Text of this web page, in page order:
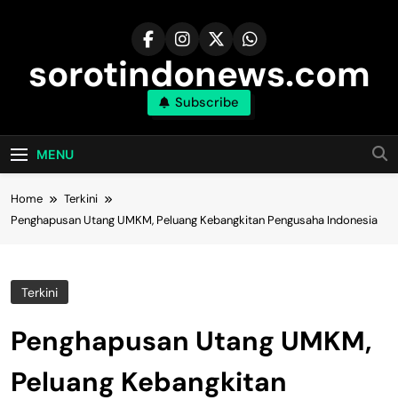
sorotindonews.com
Subscribe
MENU
Home
Terkini
Penghapusan Utang UMKM, Peluang Kebangkitan Pengusaha Indonesia
Terkini
Penghapusan Utang UMKM,
Peluang Kebangkitan